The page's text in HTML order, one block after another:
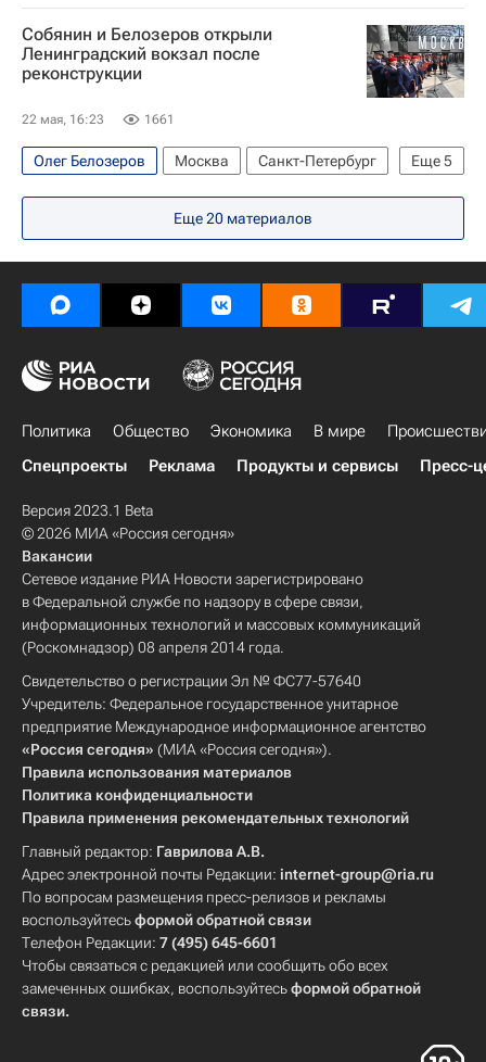
Алексей Оверчук
Владимир Путин
Сергей Лавров
Федеральная служба по надзору в сфере защиты прав потребителей и благополучия человека (Роспотребнадзор)
Федеральная служба по экологическому, технологическому и атомному надзору (Ростехнадзор)
В мире
Собянин и Белозеров открыли
Ленинградский вокзал после
реконструкции
22 мая, 16:23 1661
Еще5
Олег Белозеров Москва
Санкт-Петербург
Сергей Собянин
Ленинградский вокзал
Ярославский вокзал Общество
Еще20 материалов
Политика Общество Экономика В мире
Спецпроекты
Реклама Продукты и сервисы Пресс-
Версия 2023.1 Beta
© 2026 МИА «Россия сегодня»
Вакансии
Сетевое издание РИА Новости зарегистрировано
в Федеральной службе по надзору в сфере связи,
информационных технологий и массовых коммуникаций
(Роскомнадзор) 08 апреля 2014 года.
Свидетельство о регистрации Эл № ФС77-57640
Учредитель: Федеральное государственное унитарное
предприятие Международное информационное агентство
«Россия сегодня» (МИА «Россия сегодня»).
Правила использования материалов
Политика конфиденциальности
Правила применения рекомендательных технологий
Главный редактор: Гаврилова А.В.
Адрес электронной почты Редакции: internet-group@ria.ru
По вопросам размещения пресс-релизов и рекламы
воспользуйтесьформой обратной связи
Телефон Редакции: 7 (495) 645-6601
Чтобы связаться с редакцией или сообщить обо всех
замеченных ошибках, воспользуйтесьформой обратной
связи.